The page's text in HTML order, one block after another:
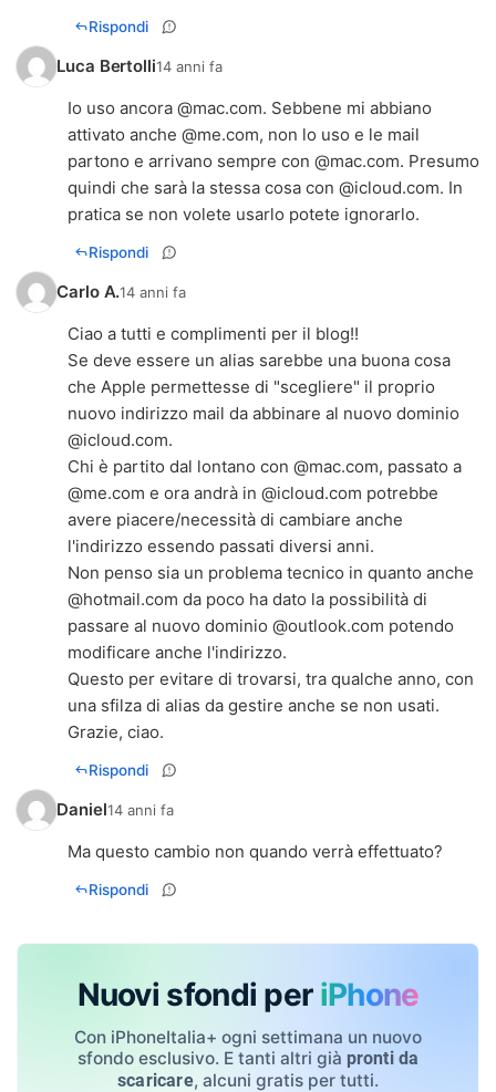
Rispondi
Luca Bertolli14 anni fa
Io uso ancora @mac.com. Sebbene mi abbiano
attivato anche @me.com, non lo uso e le mail
partono e arrivano sempre con @mac.com. Presumo
quindi che sarà la stessa cosa con @icloud.com. In
pratica se non volete usarlo potete ignorarlo.
Rispondi
Carlo A.14 anni fa
Ciao a tutti e complimenti per il blog!!
Se deve essere un alias sarebbe una buona cosa
che Apple permettesse di "scegliere" il proprio
nuovo indirizzo mail da abbinare al nuovo dominio
@icloud.com.
Chi è partito dal lontano con @mac.com, passato a
@me.com e ora andrà in @icloud.com potrebbe
avere piacere/necessità di cambiare anche
l'indirizzo essendo passati diversi anni.
Non penso sia un problema tecnico in quanto anche
@hotmail.com da poco ha dato la possibilità di
passare al nuovo dominio @outlook.com potendo
modificare anche l'indirizzo.
Questo per evitare di trovarsi, tra qualche anno, con
una sfilza di alias da gestire anche se non usati.
Grazie, ciao.
Rispondi
Daniel14 anni fa
Ma questo cambio non quando verrà effettuato?
Rispondi
Nuovi sfondi per iPhone
Con iPhoneItalia+ ogni settimana un nuovo
sfondo esclusivo. E tanti altri già pronti da
scaricare, alcuni gratis per tutti.